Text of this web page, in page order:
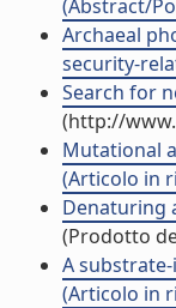
(Abstract/
Archaeal
security-
Search for
(http://
Mutational
(Articolo in
Denaturing
(Prodotto
A
(Articolo in